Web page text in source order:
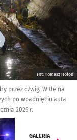
Fot. Tomasz Hołod
przez dźwig. W tle na
po wpadnięciu auta
2026 r.
GALERIA